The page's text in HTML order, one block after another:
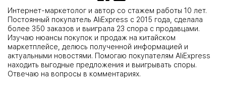
Интернет-маркетолог и автор со стажем работы 10 лет.
Постоянный покупатель AliExpress с 2015 года, сделала
более 350 заказов и выиграла 23 спора с продавцами.
Изучаю нюансы покупок и продаж на китайском
маркетплейсе, делюсь полученной информацией и
актуальными новостями. Помогаю покупателям AliExpress
находить выгодные предложения и выигрывать споры.
Отвечаю на вопросы в комментариях.